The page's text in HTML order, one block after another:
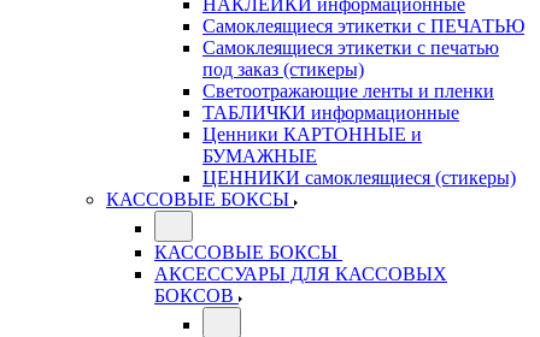
НАКЛЕЙКИ информационные
Самоклеящиеся этикетки с ПЕЧАТЬЮ
Самоклеящиеся этикетки с печатью
под заказ (стикеры)
Светоотражающие ленты и пленки
ТАБЛИЧКИ информационные
Ценники КАРТОННЫЕ и
БУМАЖНЫЕ
ЦЕННИКИ самоклеящиеся (стикеры)
КАССОВЫЕ БОКСЫ
КАССОВЫЕ БОКСЫ
АКСЕССУАРЫ ДЛЯ КАССОВЫХ
БОКСОВ